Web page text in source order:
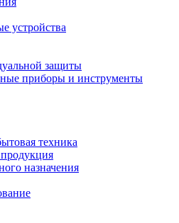
устройства
защиты
приборы и инструменты
техника
назначения